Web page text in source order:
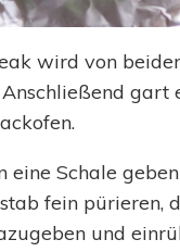
wird von
gart
eine Schale
fein pürieren,
und